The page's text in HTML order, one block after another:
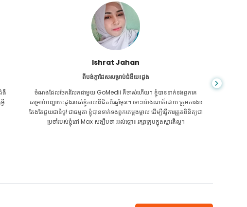
ងឺ​
វី
Ishrat Jahan
ពីបង់ក្លាដែសសម្រាប់ជំងឺបេះដូង
ចំណងដែលចែករំលែកជាមួយ GoMedii គឺចាស់ហើយ។ ខ្ញុំបានទាក់ទងពួកគេ
សម្រាប់បញ្ហាបេះដូងរបស់ខ្ញុំកាលពីជិតពីរឆ្នាំមុន។ ទោះយ៉ាងណាក៏ដោយ ក្រុមការងារ
តែងតែជួយជានិច្ច! ជាធម្មតា ខ្ញុំបានទាក់ទងពួកគេម្តងម្កាល ដើម្បីធ្វើការត្រួតពិនិត្យជា
ប្រចាំរបស់ខ្ញុំនៅ Max សង្ឃឹមថា អល់ឡោះ រក្សាក្រុមក្នុងស្មារតីល្អ។